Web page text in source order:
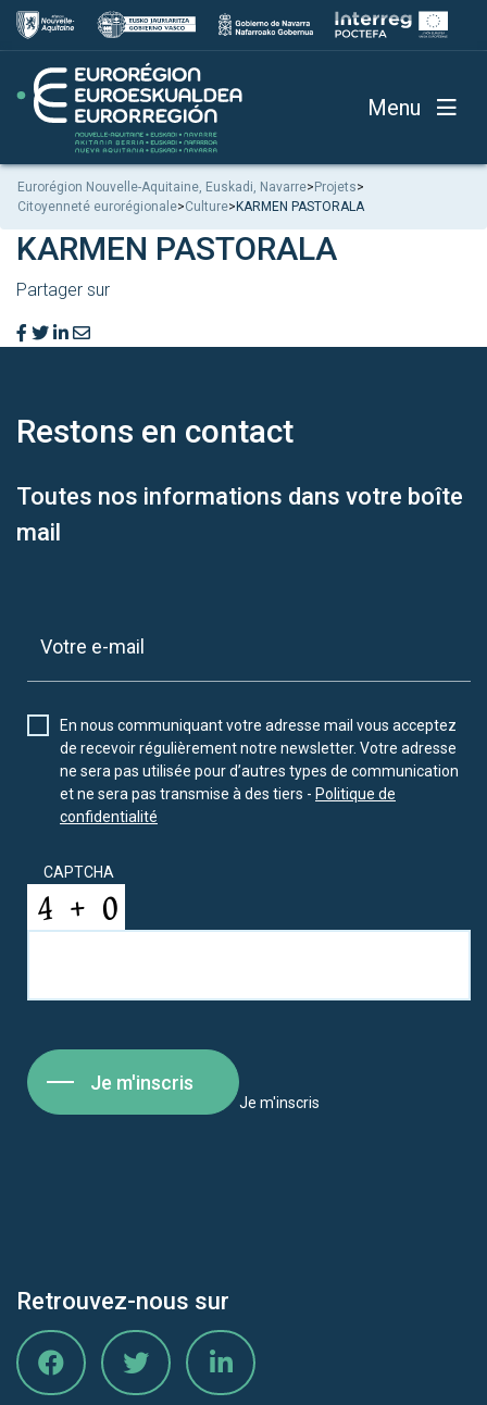
Menu
Eurorégion Nouvelle-Aquitaine, Euskadi, Navarre> Projets>
Citoyenneté eurorégionale>Culture> KARMEN PASTORALA
KARMEN PASTORALA
Partager sur
Restons en contact
Toutes nos informations dans votre boîte
mail
En nous communiquant votre adresse mail vous acceptez
de recevoir régulièrement notre newsletter. Votre adresse
ne sera pas utilisée pour d’autres types de communication
et ne sera pas transmise à des tiers - Politique de
confidentialité
CAPTCHA
Je m'inscris
Je m'inscris
Retrouvez-nous sur